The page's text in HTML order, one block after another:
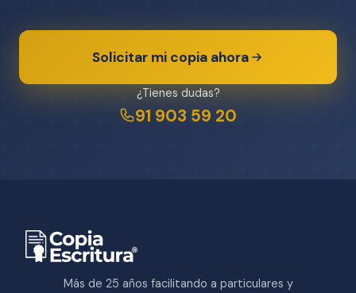
Solicitar mi copia ahora
¿Tienes dudas?
91 903 59 20
Más de 25 años facilitando a particulares y